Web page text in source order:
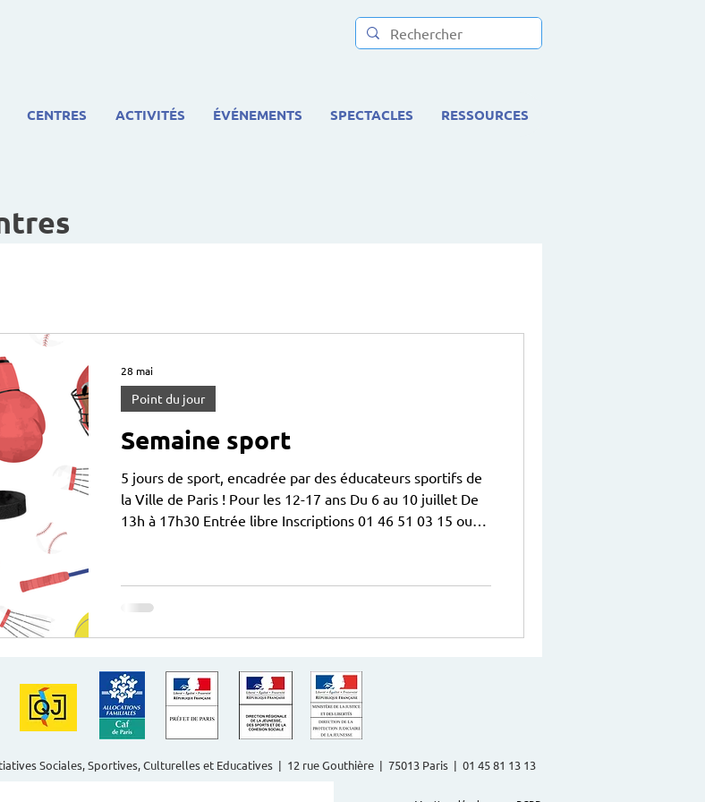
CENTRES ACTIVITÉS ÉVÉNEMENTS SPECTACLES RESSOURCES
Semaine sport
5 jours de sport, encadrée par des éducateurs sportifs de
la Ville de Paris ! Pour les 12-17 ans Du 6 au 10 juillet De
13h à 17h30 Entrée libre Inscriptions 01 46 51 03 15 ou
Point du jour
28 mai
Sociales, Sportives, Culturelles et Educatives | 12 rue Gouthière | 75013 Paris | 01 45 81 13 13